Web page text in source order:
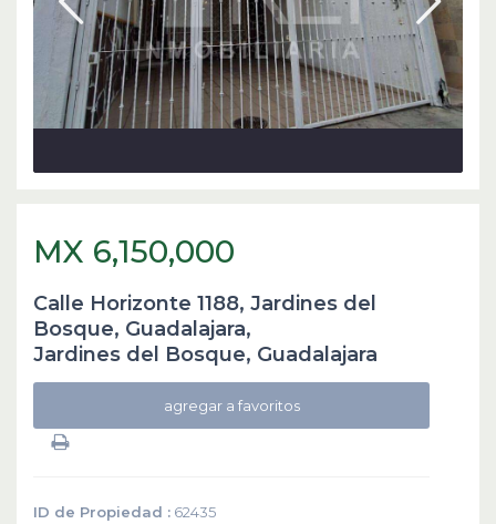
MX 6,150,000
Calle Horizonte 1188, Jardines del
Bosque, Guadalajara,
Jardines del Bosque, Guadalajara
agregar a favoritos
ID de Propiedad : 62435